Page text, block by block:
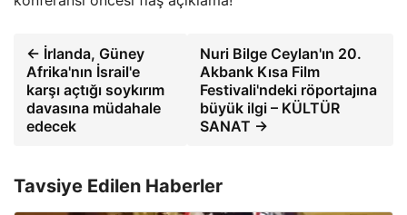
← İrlanda, Güney
Afrika'nın İsrail'e
karşı açtığı soykırım
davasına müdahale
edecek
Nuri Bilge Ceylan'ın 20.
Akbank Kısa Film
Festivali'ndeki röportajına
büyük ilgi – KÜLTÜR
SANAT →
Tavsiye Edilen Haberler